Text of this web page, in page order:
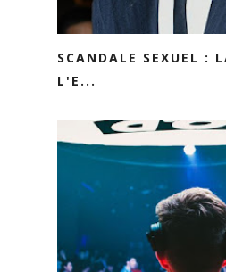
SCANDALE SEXUEL :
L'E...